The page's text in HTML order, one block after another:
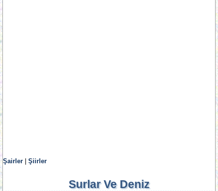
Şairler Şiirler
Surlar Ve Deniz